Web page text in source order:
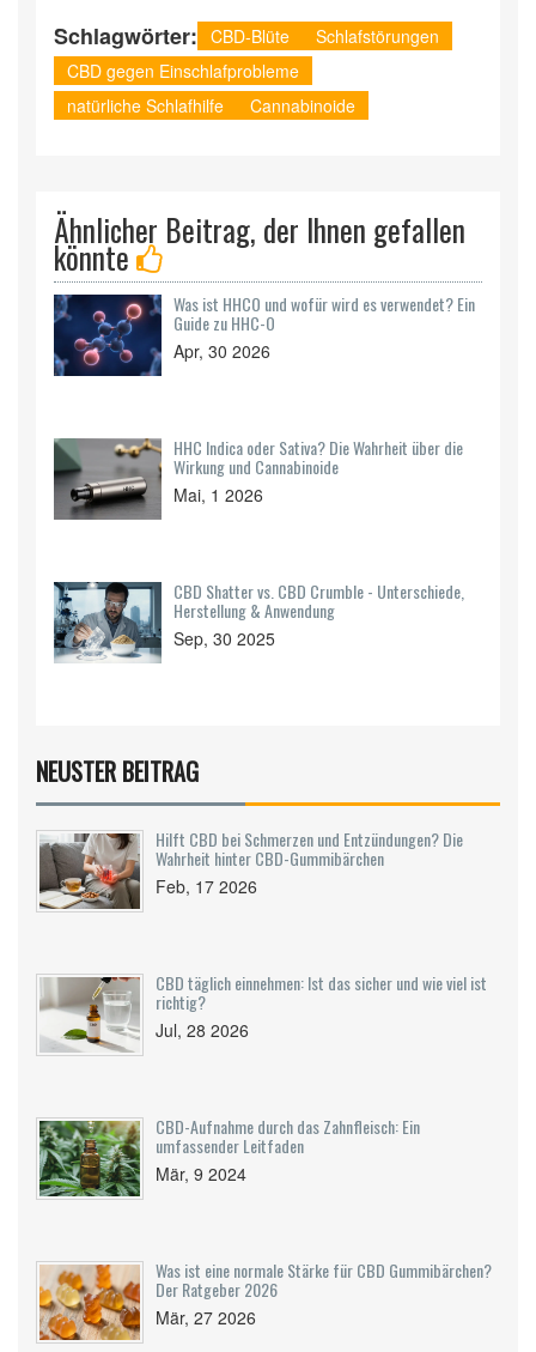
Schlagwörter: CBD-Blüte
Schlafstörungen
CBD gegen Einschlafprobleme
natürliche Schlafhilfe
Cannabinoide
Ähnlicher Beitrag, der Ihnen gefallen
könnte
Was ist HHCO und wofür wird es verwendet? Ein
Guide zu HHC-O
Apr, 30 2026
HHC Indica oder Sativa? Die Wahrheit über die
Wirkung und Cannabinoide
Mai, 1 2026
CBD Shatter vs. CBD Crumble - Unterschiede,
Herstellung & Anwendung
Sep, 30 2025
NEUSTER BEITRAG
Hilft CBD bei Schmerzen und Entzündungen? Die
Wahrheit hinter CBD-Gummibärchen
Feb, 17 2026
CBD täglich einnehmen: Ist das sicher und wie viel ist
richtig?
Jul, 28 2026
CBD-Aufnahme durch das Zahnfleisch: Ein
umfassender Leitfaden
Mär, 9 2024
Was ist eine normale Stärke für CBD Gummibärchen?
Der Ratgeber 2026
Mär, 27 2026